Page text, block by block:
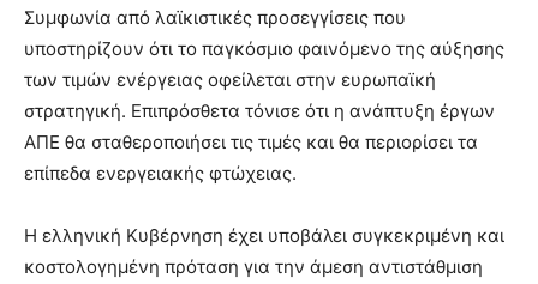
Συμφωνία από λαϊκιστικές προσεγγίσεις που
υποστηρίζουν ότι το παγκόσμιο φαινόμενο της αύξησης
των τιμών ενέργειας οφείλεται στην ευρωπαϊκή
στρατηγική. Επιπρόσθετα τόνισε ότι η ανάπτυξη έργων
ΑΠΕ θα σταθεροποιήσει τις τιμές και θα περιορίσει τα
επίπεδα ενεργειακής φτώχειας.
Η ελληνική Κυβέρνηση έχει υποβάλει συγκεκριμένη και
κοστολογημένη πρόταση για την άμεση αντιστάθμιση